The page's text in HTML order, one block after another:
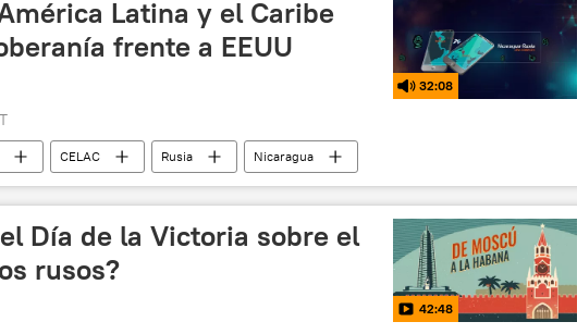
Latina y el Caribe
frente a EEUU
32:08
CELAC Rusia Nicaragua
Día de la Victoria sobre el
rusos?
42:48